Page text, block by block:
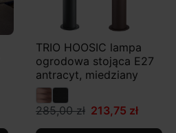
TRIO HOOSIC lampa
ogrodowa stojąca E27
antracyt, miedziany
285,00 zł 213,75 zł